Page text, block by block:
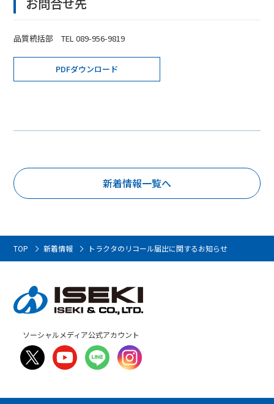
お問合せ先
品質統括部 TEL 089-956-9819
PDFダウンロード
新着情報一覧へ
TOP 新着情報 トラクタのリコール届出に関するお知らせ
ソーシャルメディア公式アカウント